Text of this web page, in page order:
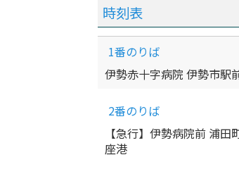
時刻表
1番のりば
伊勢赤十字病院 伊勢市駅
2番のりば
【急行】伊勢病院前 浦
座港